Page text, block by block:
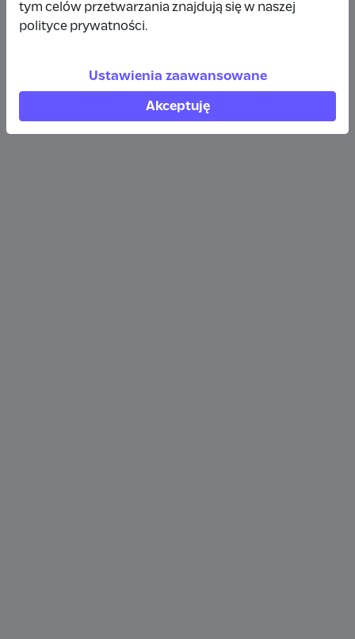
Wpłata anonimowa
Zobacz więcej
tym celów przetwarzania znajdują się w naszej
polityce prywatności.
Ustawienia zaawansowane
Akceptuję